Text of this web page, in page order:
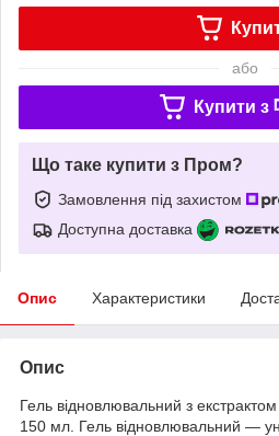
або
Купити з
Що таке купити з Пром?
Замовлення під захистом
Доступна доставка
Опис Характеристики
Опис
Гель відновлювальний з
150 мл. Гель відновлювальний —